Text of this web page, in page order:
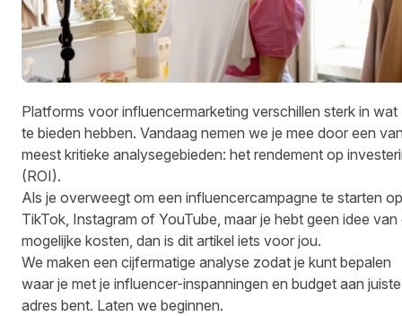
Platforms voor influencermarketing verschillen sterk in wat
te bieden hebben. Vandaag nemen we je mee door een
meest kritieke analysegebieden: het rendement op
(ROI).
Als je overweegt om een influencercampagne te starten op
TikTok, Instagram of YouTube, maar je hebt geen idee van
mogelijke kosten, dan is dit artikel iets voor jou.
We maken een cijfermatige analyse zodat je kunt bepalen
waar je met je influencer-inspanningen en budget aan juiste
adres bent. Laten we beginnen.